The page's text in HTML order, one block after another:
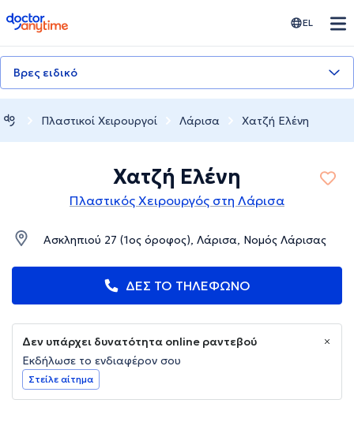
doctoranytime EL
Βρες ειδικό
Πλαστικοί Χειρουργοί Λάρισα Χατζή Ελένη
Χατζή Ελένη
Πλαστικός Χειρουργός στη Λάρισα
Ασκληπιού 27 (1ος όροφος), Λάρισα, Νομός Λάρισας
ΔΕΣ ΤΟ ΤΗΛΕΦΩΝΟ
Δεν υπάρχει δυνατότητα online ραντεβού
Εκδήλωσε το ενδιαφέρον σου
Στείλε αίτημα